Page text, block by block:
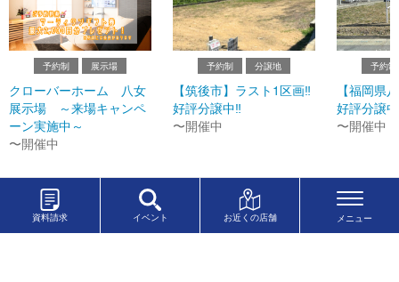
資料請求 イベント お近くの店舗
予約制 展示場
クローバーホーム 八女
展示場 ～来場キャンペ
ーン実施中～
〜開催中
予約制 分譲地
【筑後市】ラスト1区画‼
好評分譲中‼
〜開催中
予約制
【福岡県
好評分譲
〜開催中